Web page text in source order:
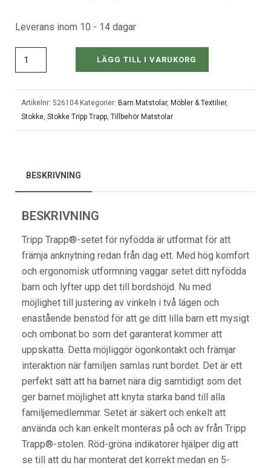
Leverans inom 10 - 14 dagar
LÄGG TILL I VARUKORG
Artikelnr: 526104 Kategorier: Barn Matstolar, Möbler & Textilier,
Stokke, Stokke Tripp Trapp, Tillbehör Matstolar
BESKRIVNING
BESKRIVNING
Tripp Trapp®-setet för nyfödda är utformat för att
främja anknytning redan från dag ett. Med hög komfort
och ergonomisk utformning vaggar setet ditt nyfödda
barn och lyfter upp det till bordshöjd. Nu med
möjlighet till justering av vinkeln i två lägen och
enastående benstöd för att ge ditt lilla barn ett mysigt
och ombonat bo som det garanterat kommer att
uppskatta. Detta möjliggör ögonkontakt och främjar
interaktion när familjen samlas runt bordet. Det är ett
perfekt sätt att ha barnet nära dig samtidigt som det
ger barnet möjlighet att knyta starka band till alla
familjemedlemmar. Setet är säkert och enkelt att
använda och kan enkelt monteras på och av från Tripp
Trapp®-stolen. Röd-gröna indikatorer hjälper dig att
se till att du har monterat det korrekt medan en 5-